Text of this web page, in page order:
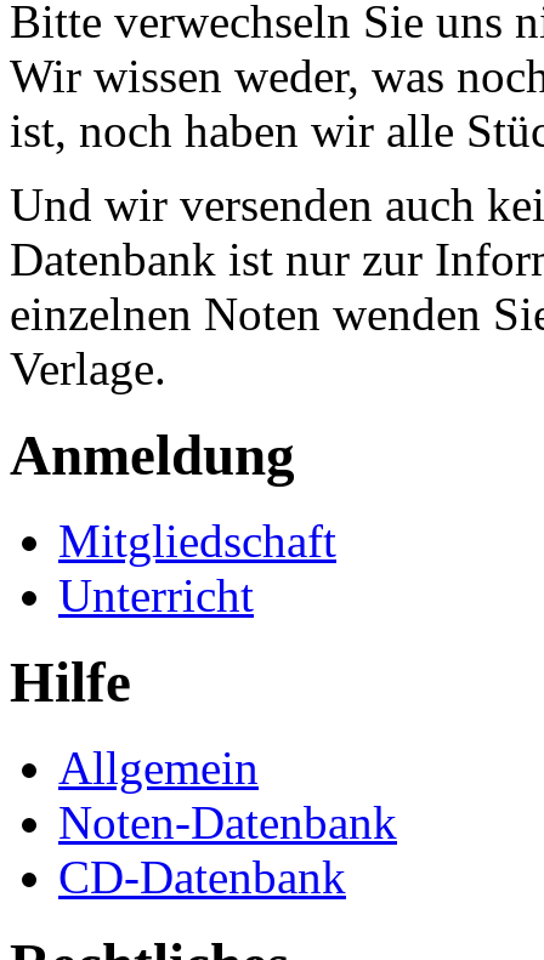
Bitte verwechseln Sie uns
Wir wissen weder, was
ist, noch haben wir alle
Und wir versenden auch
Datenbank ist nur zur
einzelnen Noten wenden
Verlage.
Anmeldung
Mitgliedschaft
Unterricht
Hilfe
Allgemein
Noten-Datenbank
CD-Datenbank